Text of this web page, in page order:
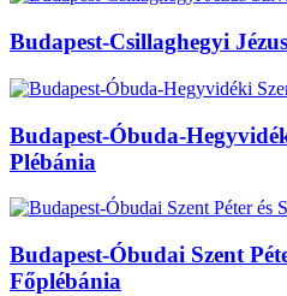
Budapest-Csillaghegyi
Budapest-Óbuda-
Plébánia
Budapest-Óbudai Szent
Főplébánia